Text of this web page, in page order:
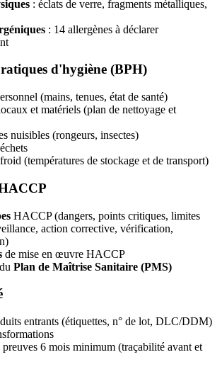
: éclats de verre, fragments métalliques,
: 14 allergènes à déclarer
d'hygiène (BPH)
(mains, tenues, état de santé)
et matériels (plan de nettoyage et
nuisibles (rongeurs, insectes)
(températures de stockage et de transport)
HACCP (dangers, points critiques, limites
action corrective, vérification,
de mise en œuvre HACCP
Plan de Maîtrise Sanitaire (PMS)
entrants (étiquettes, n° de lot, DLC/DDM)
preuves 6 mois minimum (traçabilité avant et